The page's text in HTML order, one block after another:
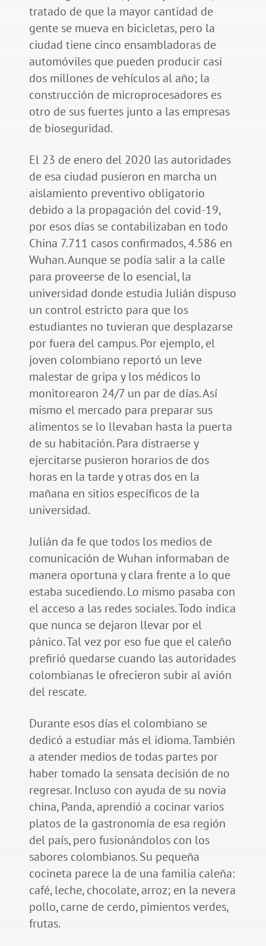
tratado de que la mayor cantidad de
gente se mueva en bicicletas, pero la
ciudad tiene cinco ensambladoras de
automóviles que pueden producir casi
dos millones de vehículos al año; la
construcción de microprocesadores es
otro de sus fuertes junto a las empresas
de bioseguridad.
El 23 de enero del 2020 las autoridades
de esa ciudad pusieron en marcha un
aislamiento preventivo obligatorio
debido a la propagación del covid-19,
por esos días se contabilizaban en todo
China 7.711 casos confirmados, 4.586 en
Wuhan. Aunque se podía salir a la calle
para proveerse de lo esencial, la
universidad donde estudia Julián dispuso
un control estricto para que los
estudiantes no tuvieran que desplazarse
por fuera del campus. Por ejemplo, el
joven colombiano reportó un leve
malestar de gripa y los médicos lo
monitorearon 24/7 un par de días. Así
mismo el mercado para preparar sus
alimentos se lo llevaban hasta la puerta
de su habitación. Para distraerse y
ejercitarse pusieron horarios de dos
horas en la tarde y otras dos en la
mañana en sitios específicos de la
universidad.
Julián da fe que todos los medios de
comunicación de Wuhan informaban de
manera oportuna y clara frente a lo que
estaba sucediendo. Lo mismo pasaba con
el acceso a las redes sociales. Todo indica
que nunca se dejaron llevar por el
pánico. Tal vez por eso fue que el caleño
prefirió quedarse cuando las autoridades
colombianas le ofrecieron subir al avión
del rescate.
Durante esos días el colombiano se
dedicó a estudiar más el idioma. También
a atender medios de todas partes por
haber tomado la sensata decisión de no
regresar. Incluso con ayuda de su novia
china, Panda, aprendió a cocinar varios
platos de la gastronomía de esa región
del país, pero fusionándolos con los
sabores colombianos. Su pequeña
cocineta parece la de una familia caleña:
café, leche, chocolate, arroz; en la nevera
pollo, carne de cerdo, pimientos verdes,
frutas.